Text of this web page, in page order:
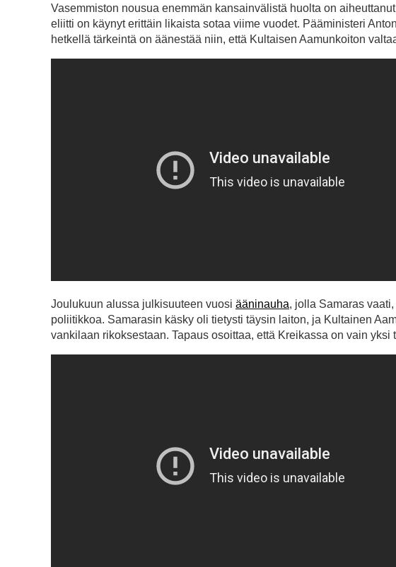
Vasemmiston nousua enemmän kansainvälistä huolta on
eliitti on käynyt erittäin likaista sotaa viime vuodet. Pääministeri
hetkellä tärkeintä on äänestää niin, että Kultaisen Aamunkoiton
Joulukuun alussa julkisuuteen vuosi ääninauha, jolla Samaras
poliitikkoa. Samarasin käsky oli tietysti täysin laiton, ja Kultainen
vankilaan rikoksestaan. Tapaus osoittaa, että Kreikassa on vain